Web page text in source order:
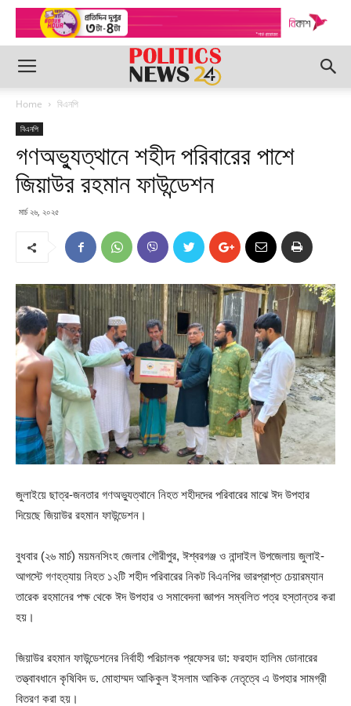
Home বিএনপি
বিএনপি
গণঅভ্যুত্থানে শহীদ পরিবারের পাশে
জিয়াউর রহমান ফাউন্ডেশন
মার্চ ২৬, ২০২৫
জুলাইয়ে ছাত্র-জনতার গণঅভ্যুত্থানে নিহত শহীদদের পরিবারের মাঝে ঈদ উপহার
দিয়েছে জিয়াউর রহমান ফাউন্ডেশন।
বুধবার (২৬ মার্চ) ময়মনসিংহ জেলার গৌরীপুর, ঈশ্বরগঞ্জ ও নান্দাইল উপজেলায় জুলাই-
আগস্টে গণহত্যায় নিহত ১২টি শহীদ পরিবারের নিকট বিএনপির ভারপ্রাপ্ত চেয়ারম্যান
তারেক রহমানের পক্ষ থেকে ঈদ উপহার ও সমাবেদনা জ্ঞাপন সম্বলিত পত্র হস্তান্তর করা
হয়।
জিয়াউর রহমান ফাউন্ডেশনের নির্বাহী পরিচালক প্রফেসর ডা: ফরহাদ হালিম ডোনারের
তত্ত্বাবধানে কৃষিবিদ ড. মোহাম্মদ আকিকুল ইসলাম আকিক নেতৃত্বে এ উপহার সামগ্রী
বিতরণ করা হয়।